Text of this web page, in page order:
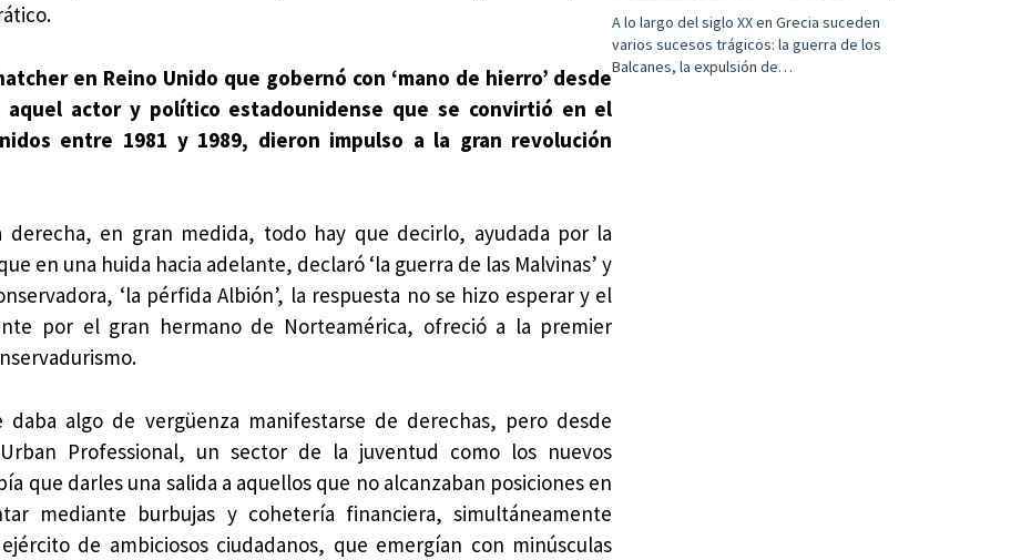
en Reino Unido que gobernó con ‘mano de hierro’ desde
aquel actor y político estadounidense que se convirtió en el
entre 1981 y 1989, dieron impulso a la gran revolución
en gran medida, todo hay que decirlo, ayudada por la
en una huida hacia adelante, declaró ‘la guerra de las Malvinas’ y
‘la pérfida Albión’, la respuesta no se hizo esperar y el
por el gran hermano de Norteamérica, ofreció a la premier
algo de vergüenza manifestarse de derechas, pero desde
Professional, un sector de la juventud como los nuevos
que darles una salida a aquellos que no alcanzaban posiciones en
mediante burbujas y cohetería financiera, simultáneamente
de ambiciosos ciudadanos, que emergían con minúsculas
A lo largo del siglo XX en Grecia suceden
varios sucesos trágicos: la guerra de los
Balcanes, la expulsión de…